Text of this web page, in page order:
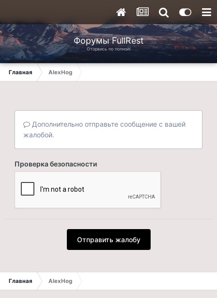
Форумы FullRest
Оторвись по полной!
Главная AlexHog
Дополнительно отправьте сообщение с вашей
жалобой.
Проверка безопасности
Отправить жалобу
Главная AlexHog